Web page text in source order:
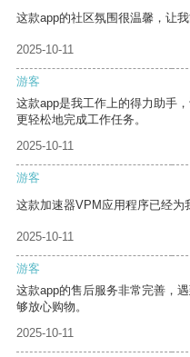
这款app的社区氛围很温馨，让我
2025-10-11
游客
这款app是我工作上的得力助手
更轻松地完成工作任务。
2025-10-11
游客
这款加速器VPM应用程序已经为
2025-10-11
游客
这款app的售后服务非常完善，
够放心购物。
2025-10-11